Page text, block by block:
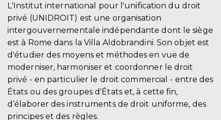
L'Institut international pour l'unification du droit
privé (UNIDROIT) est une organisation
intergouvernementale indépendante dont le siège
est à Rome dans la Villa Aldobrandini. Son objet est
d'étudier des moyens et méthodes en vue de
moderniser, harmoniser et coordonner le droit
privé - en particulier le droit commercial - entre des
États ou des groupes d'États et, à cette fin,
d’élaborer des instruments de droit uniforme, des
principes et des règles.